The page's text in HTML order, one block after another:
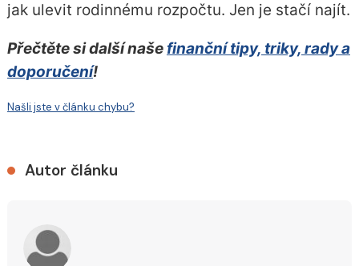
jak ulevit rodinnému rozpočtu. Jen je stačí najít.
Přečtěte si další naše finanční tipy, triky, rady a
doporučení!
Našli jste v článku chybu?
Autor článku